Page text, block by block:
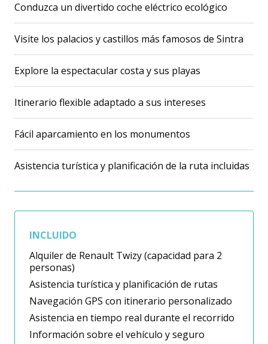
Conduzca un divertido coche eléctrico ecológico
Visite los palacios y castillos más famosos de Sintra
Explore la espectacular costa y sus playas
Itinerario flexible adaptado a sus intereses
Fácil aparcamiento en los monumentos
Asistencia turística y planificación de la ruta incluidas
INCLUIDO
Alquiler de Renault Twizy (capacidad para 2
personas)
Asistencia turística y planificación de rutas
Navegación GPS con itinerario personalizado
Asistencia en tiempo real durante el recorrido
Información sobre el vehículo y seguro